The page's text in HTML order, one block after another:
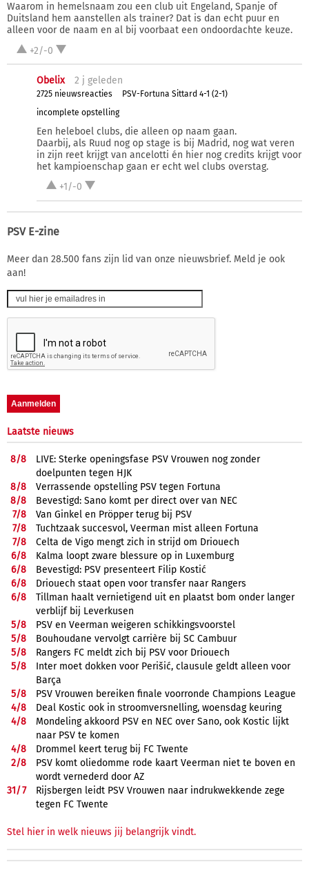
Waarom in hemelsnaam zou een club uit Engeland, Spanje of
Duitsland hem aanstellen als trainer? Dat is dan echt puur en
alleen voor de naam en al bij voorbaat een ondoordachte keuze.
+2/-0
Obelix 2 j geleden
2725 nieuwsreacties
PSV-Fortuna Sittard 4-1 (2-1)
incomplete opstelling
Een heleboel clubs, die alleen op naam gaan.
Daarbij, als Ruud nog op stage is bij Madrid, nog wat veren
in zijn reet krijgt van ancelotti én hier nog credits krijgt voor
het kampioenschap gaan er echt wel clubs overstag.
+1/-0
PSV E-zine
Meer dan 28.500 fans zijn lid van onze nieuwsbrief. Meld je ook
aan!
Laatste nieuws
8/8
LIVE: Sterke openingsfase PSV Vrouwen nog zonder
doelpunten tegen HJK
8/8
Verrassende opstelling PSV tegen Fortuna
8/8
Bevestigd: Sano komt per direct over van NEC
7/8
Van Ginkel en Pröpper terug bij PSV
7/8
Tuchtzaak succesvol, Veerman mist alleen Fortuna
7/8
Celta de Vigo mengt zich in strijd om Driouech
6/8
Kalma loopt zware blessure op in Luxemburg
6/8
Bevestigd: PSV presenteert Filip Kostić
6/8
Driouech staat open voor transfer naar Rangers
6/8
Tillman haalt vernietigend uit en plaatst bom onder langer
verblijf bij Leverkusen
5/8
PSV en Veerman weigeren schikkingsvoorstel
5/8
Bouhoudane vervolgt carrière bij SC Cambuur
5/8
Rangers FC meldt zich bij PSV voor Driouech
5/8
Inter moet dokken voor Perišić, clausule geldt alleen voor
Barça
5/8
PSV Vrouwen bereiken finale voorronde Champions League
4/8
Deal Kostic ook in stroomversnelling, woensdag keuring
4/8
Mondeling akkoord PSV en NEC over Sano, ook Kostic lijkt
naar PSV te komen
4/8
Drommel keert terug bij FC Twente
2/8
PSV komt oliedomme rode kaart Veerman niet te boven en
wordt vernederd door AZ
31/7
Rijsbergen leidt PSV Vrouwen naar indrukwekkende zege
tegen FC Twente
Stel hier in welk nieuws jij belangrijk vindt.